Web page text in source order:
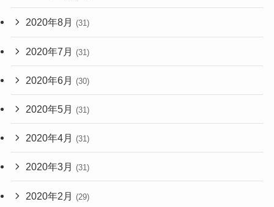
2020年8月 (31)
2020年7月 (31)
2020年6月 (30)
2020年5月 (31)
2020年4月 (31)
2020年3月 (31)
2020年2月 (29)